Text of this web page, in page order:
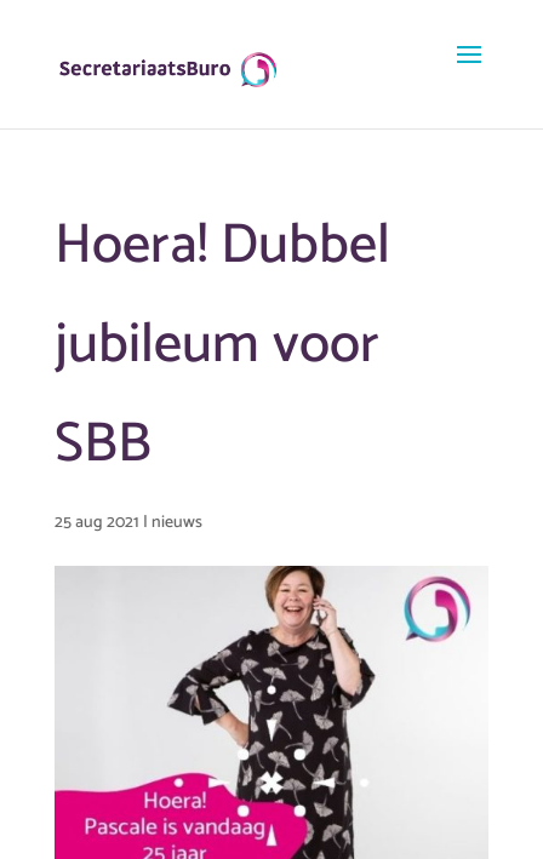
Hoera! Dubbel
jubileum voor
SBB
25 aug 2021 |nieuws